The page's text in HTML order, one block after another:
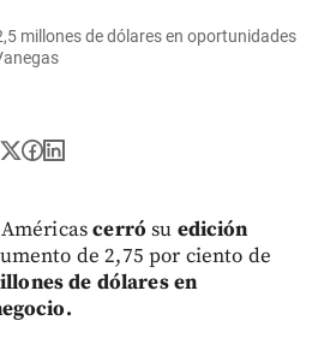
millones de dólares en oportunidades
cerró su edición
de 2,75 por ciento de
de dólares en